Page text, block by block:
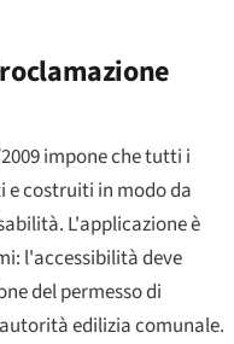
impone che tutti i
costruiti in modo da
L'applicazione è
l'accessibilità deve
del permesso di
edilizia comunale.